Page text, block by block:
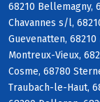
68210 Bellemagny,
Chavannes s/l,
Guevenatten, 68210
Montreux-Vieux,
Cosme, 68780
Traubach-le-Haut,